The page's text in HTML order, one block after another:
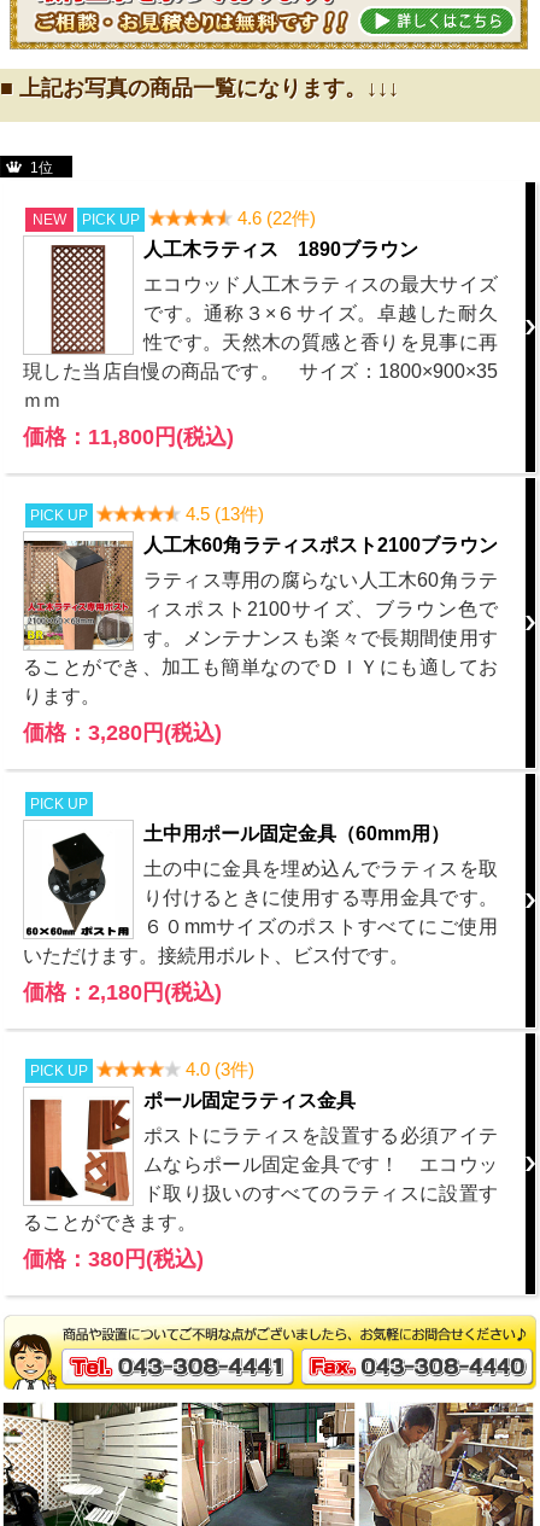
■ 上記お写真の商品一覧になります。↓↓↓
1位
NEW PICK UP
4.6 (22件)
人工木ラティス 1890ブラウン
エコウッド人工木ラティスの最大サイズ
です。通称３×６サイズ。卓越した耐久
性です。天然木の質感と香りを見事に再
現した当店自慢の商品です。 サイズ：1800×900×35
ｍｍ
価格：11,800円(税込)
PICK UP
4.5 (13件)
人工木60角ラティスポスト2100ブラウン
ラティス専用の腐らない人工木60角ラテ
ィスポスト2100サイズ、ブラウン色で
す。メンテナンスも楽々で長期間使用す
ることができ、加工も簡単なのでＤＩＹにも適してお
ります。
価格：3,280円(税込)
PICK UP
土中用ポール固定金具（60mm用）
土の中に金具を埋め込んでラティスを取
り付けるときに使用する専用金具です。
６０mmサイズのポストすべてにご使用
いただけます。接続用ボルト、ビス付です。
価格：2,180円(税込)
PICK UP
4.0 (3件)
ポール固定ラティス金具
ポストにラティスを設置する必須アイテ
ムならポール固定金具です！ エコウッ
ド取り扱いのすべてのラティスに設置す
ることができます。
価格：380円(税込)